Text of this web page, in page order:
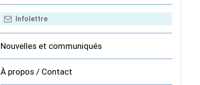
Nouvelles et communiqués
À propos / Contact